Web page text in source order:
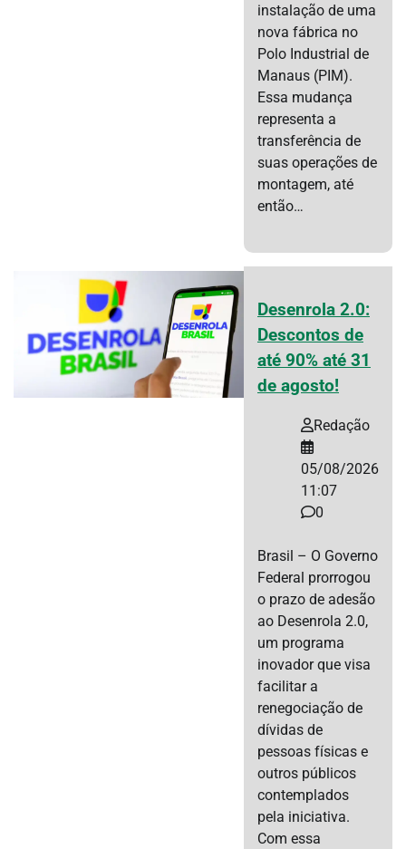
instalação de uma
nova fábrica no
Polo Industrial de
Manaus (PIM).
Essa mudança
representa a
transferência de
suas operações de
montagem, até
então…
Desenrola 2.0:
Descontos de
até 90% até 31
de agosto!
Redação
05/08/2026
11:07
0
Brasil – O Governo
Federal prorrogou
o prazo de adesão
ao Desenrola 2.0,
um programa
inovador que visa
facilitar a
renegociação de
dívidas de
pessoas físicas e
outros públicos
contemplados
pela iniciativa.
Com essa